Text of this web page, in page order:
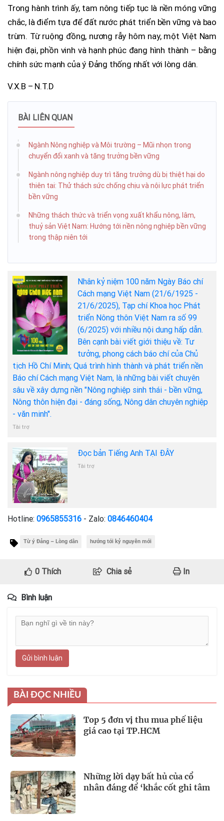
Trong hành trình ấy, tam nông tiếp tục là nền móng vững
chắc, là điểm tựa để đất nước phát triển bền vững và bao
trùm. Từ ruộng đồng, nương rẫy hôm nay, một Việt Nam
hiện đại, phồn vinh và hạnh phúc đang hình thành – bằng
chính sức mạnh của ý Đảng thống nhất với lòng dân.
V.X.B – N.T.D
BÀI LIÊN QUAN
Ngành Nông nghiệp và Môi trường – Mũi nhọn trong
chuyển đổi xanh và tăng trưởng bền vững
Ngành nông nghiệp duy trì tăng trưởng dù bị thiệt hại do
thiên tai: Thử thách sức chống chịu và nội lực phát triển
bền vững
Những thách thức và triển vọng xuất khẩu nông, lâm,
thuỷ sản Việt Nam: Hướng tới nền nông nghiệp bền vững
trong thập niên tới
Nhân kỷ niệm 100 năm Ngày Báo chí
Cách mạng Việt Nam (21/6/1925 -
21/6/2025), Tạp chí Khoa học Phát
triển Nông thôn Việt Nam ra số 99
(6/2025) với nhiều nội dung hấp dẫn.
Bên cạnh bài viết giới thiệu về: Tư
tưởng, phong cách báo chí của Chủ
tịch Hồ Chí Minh; Quá trình hình thành và phát triển nền
Báo chí Cách mạng Việt Nam, là những bài viết chuyên
sâu về xây dựng nền "Nông nghiệp sinh thái - bền vững,
Nông thôn hiện đại - đáng sống, Nông dân chuyên nghiệp
- văn minh".
Tài trợ
Đọc bản Tiếng Anh TẠI ĐÂY
Tài trợ
Hotline: 0965855316 - Zalo: 0846460404
Từ ý Đảng – Lòng dân hướng tới kỷ nguyên mới
0Thích Chia sẻ In
Bình luận
Gửi bình luận
BÀI ĐỌC NHIỀU
Top 5 đơn vị thu mua phế liệu
giá cao tại TP.HCM
Những lời dạy bất hủ của cổ
nhân đáng để ‘khắc cốt ghi tâm